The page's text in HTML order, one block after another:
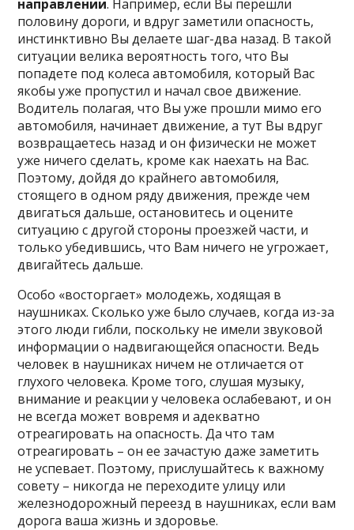
направлении. Например, если Вы перешли
половину дороги, и вдруг заметили опасность,
инстинктивно Вы делаете шаг-два назад. В такой
ситуации велика вероятность того, что Вы
попадете под колеса автомобиля, который Вас
якобы уже пропустил и начал свое движение.
Водитель полагая, что Вы уже прошли мимо его
автомобиля, начинает движение, а тут Вы вдруг
возвращаетесь назад и он физически не может
уже ничего сделать, кроме как наехать на Вас.
Поэтому, дойдя до крайнего автомобиля,
стоящего в одном ряду движения, прежде чем
двигаться дальше, остановитесь и оцените
ситуацию с другой стороны проезжей части, и
только убедившись, что Вам ничего не угрожает,
двигайтесь дальше.
Особо «восторгает» молодежь, ходящая в
наушниках. Сколько уже было случаев, когда из-за
этого люди гибли, поскольку не имели звуковой
информации о надвигающейся опасности. Ведь
человек в наушниках ничем не отличается от
глухого человека. Кроме того, слушая музыку,
внимание и реакции у человека ослабевают, и он
не всегда может вовремя и адекватно
отреагировать на опасность. Да что там
отреагировать – он ее зачастую даже заметить
не успевает. Поэтому, прислушайтесь к важному
совету – никогда не переходите улицу или
железнодорожный переезд в наушниках, если вам
дорога ваша жизнь и здоровье.